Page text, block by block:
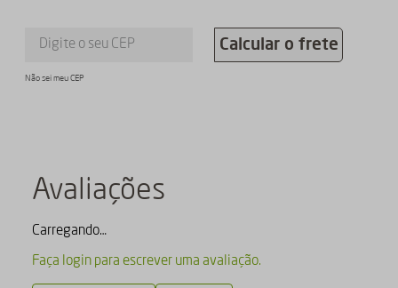
Não sei meu CEP
Calcular o frete
Avaliações
Carregando…
Faça login para escrever uma avaliação.